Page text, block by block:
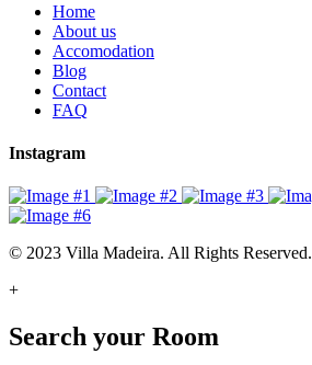
Home
About us
Accomodation
Blog
Contact
FAQ
Instagram
© 2023 Villa Madeira. All Rights Reserved.
+
Search your Room